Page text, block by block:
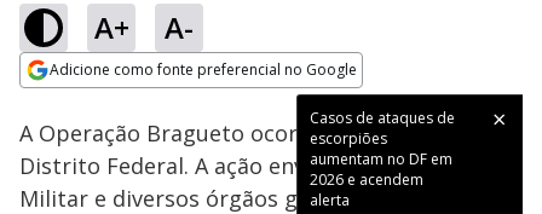
A+ A-
Adicione como fonte preferencial no Google
Casos de ataques de
escorpiões
aumentam no DF em
2026 e acendem
alerta
Ativar
Loaded
28.84%
A Operação Bragueto ocorreu na Asa Norte, no
Distrito Federal. A ação envolveu a Polícia
Militar e diversos órgãos governamentais,